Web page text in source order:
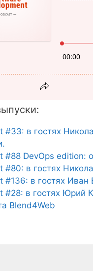
#33: в гостях
#88 DevOps edition:
#80: в гостях
#136: в гостях Иван
#28: в гостях Юрий
Blend4Web